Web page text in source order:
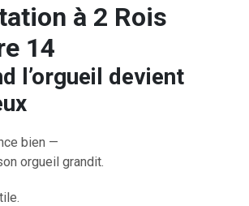
à 2 Rois
14
l’orgueil devient
bien —
orgueil grandit.